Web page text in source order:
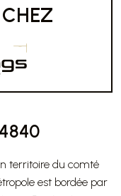
- 44840
territoire du comté
est bordée par